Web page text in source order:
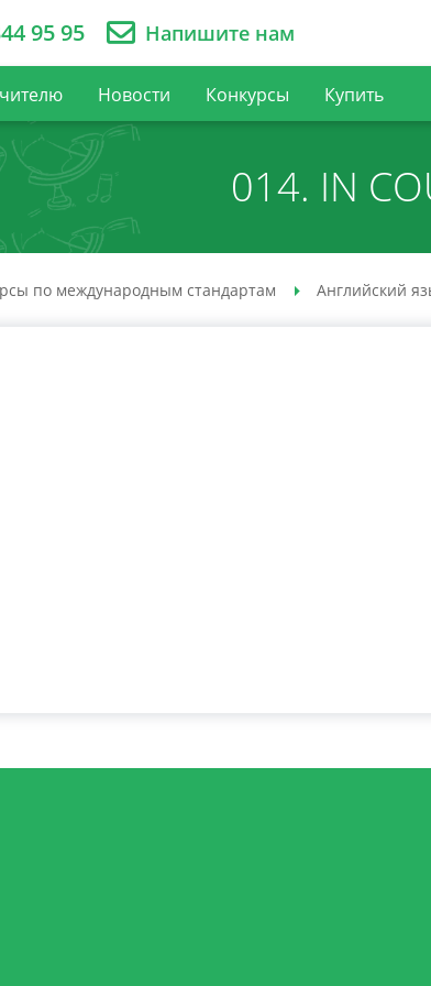
95 95 Напишите нам
Новости Конкурсы Купить
014. IN
по международным стандартам Английский